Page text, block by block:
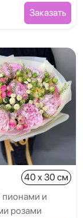
Заказать
40 x 30 см
пионами и
розами